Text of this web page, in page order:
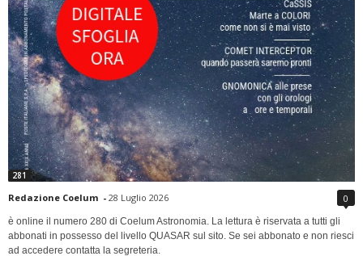
281
Redazione Coelum - 28 Luglio 2026 0
è online il numero 280 di Coelum Astronomia. La lettura è riservata a tutti gli
abbonati in possesso del livello QUASAR sul sito. Se sei abbonato e non riesci
ad accedere contatta la segreteria.